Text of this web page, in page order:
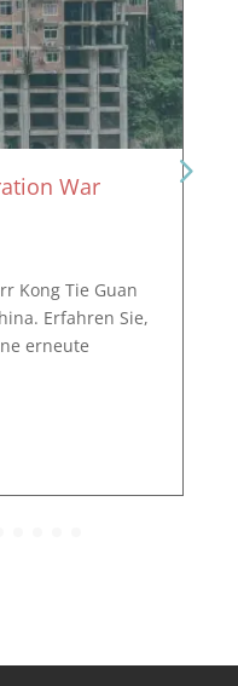
War
Kong Tie Guan
Erfahren Sie,
erneute